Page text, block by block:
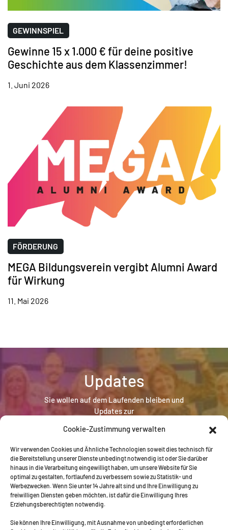
Cookie-Zustimmung verwalten
Wir verwenden Cookies und Ähnliche Technologien soweit dies technisch für
die Bereitstellung unserer Dienste unbedingt notwendig ist oder Sie darüber
hinaus in die Verarbeitung eingewilligt haben, um unsere Website für Sie
optimal zu gestalten, fortlaufend zu verbessern sowie zu Statistik- und
Werbezwecken. Wenn Sie unter 14 Jahre alt sind und Ihre Einwilligung zu
freiwilligen Diensten geben möchten, ist dafür die Einwilligung Ihres
Erziehungsberechtigten notwendig.
Sie können Ihre Einwilligung, mit Ausnahme von unbedingt erforderlichen
GEWINNSPIEL
Gewinne 15 x 1.000 € für deine positive
Geschichte aus dem Klassenzimmer!
1. Juni 2026
FÖRDERUNG
MEGA Bildungsverein vergibt Alumni Award
für Wirkung
11. Mai 2026
Updates
Sie wollen auf dem Laufenden bleiben und
Updates zur
Newsletter-Anmeldung:
Newsletter Anmeldung